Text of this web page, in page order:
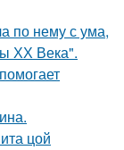
по нему с ума,
ХХ Века".
цой